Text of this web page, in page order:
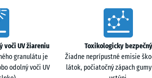
rozsahu od −25 °C do +60 °C. Spodná
rozmiestnenými podperami so širokými
rovnomerne rozkladajú zaťaženie na
odtok vody.
plávajúcim spôsobom na nosný a rovný
voči UV žiareniu
granulátu je
odolný voči UV
Toxikologicky bezpečný
Žiadne neprípustné emisie
látok, počiatočný zápach